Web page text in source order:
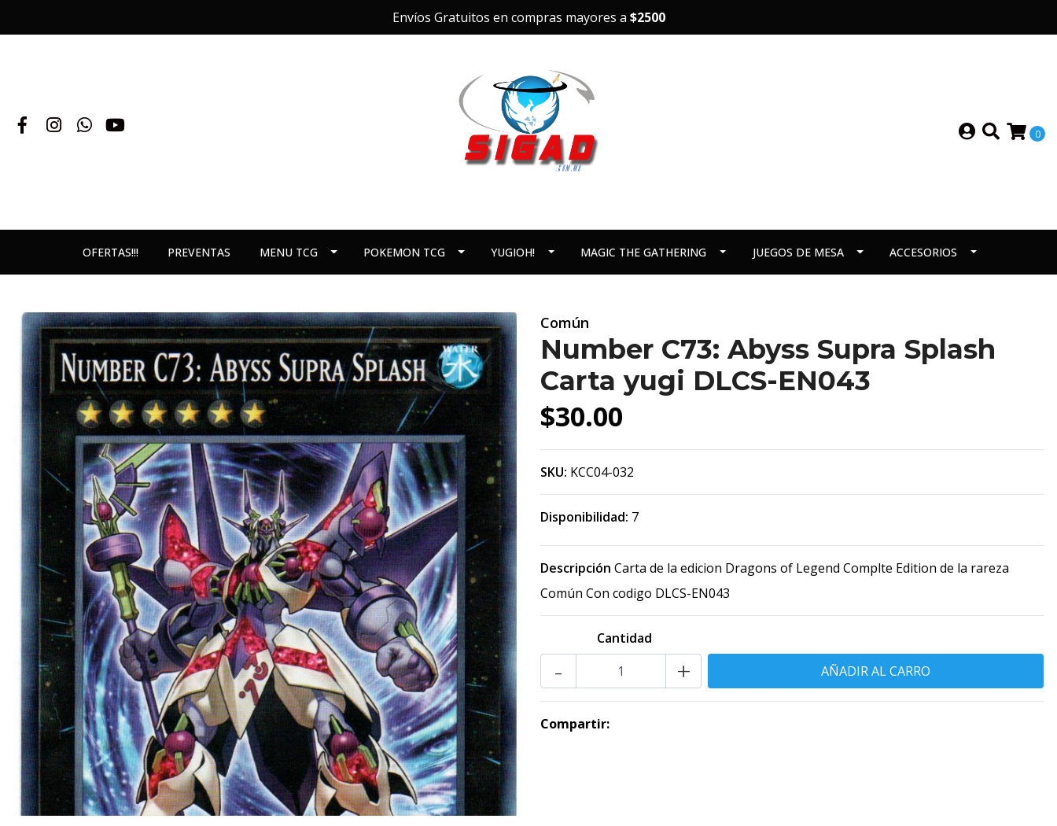
Envíos Gratuitos en compras mayores a $2500
0
OFERTAS!!! PREVENTAS MENU TCG POKEMON TCG YUGIOH! MAGIC THE GATHERING JUEGOS DE MESA ACCESORIOS
Común
Number C73: Abyss Supra Splash
Carta yugi DLCS-EN043
$30.00
SKU: KCC04-032
Disponibilidad: 7
Descripción Carta de la edicion Dragons of Legend Complte Edition de la rareza
Común Con codigo DLCS-EN043
Cantidad
+
-
Compartir: